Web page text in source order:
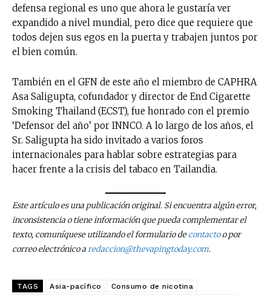
defensa regional es uno que ahora le gustaría ver
expandido a nivel mundial, pero dice que requiere que
todos dejen sus egos en la puerta y trabajen juntos por
el bien común.
También en el GFN de este año el miembro de CAPHRA
Asa Saligupta, cofundador y director de End Cigarette
Smoking Thailand (ECST), fue honrado con el premio
‘Defensor del año’ por INNCO. A lo largo de los años, el
Sr. Saligupta ha sido invitado a varios foros
internacionales para hablar sobre estrategias para
hacer frente a la crisis del tabaco en Tailandia.
Este artículo es una publicación original. Si encuentra algún error,
inconsistencia o tiene información que pueda complementar el
texto, comuníquese utilizando el formulario decontactoo por
correo electrónico aredaccion@thevapingtoday.com.
TAGS Asia-pacífico
Consumo de nicotina